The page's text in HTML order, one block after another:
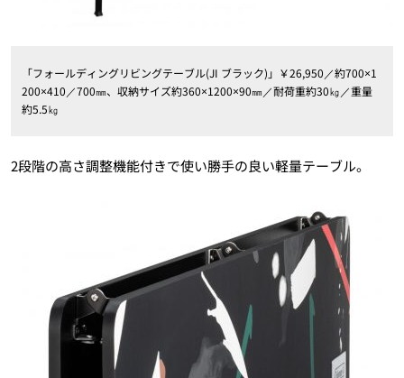
「フォールディングリビングテーブル(JI ブラック)」￥26,950／約700×1
200×410／700㎜、収納サイズ約360×1200×90㎜／耐荷重約30㎏／重量
約5.5㎏
2段階の高さ調整機能付きで使い勝手の良い軽量テーブル。